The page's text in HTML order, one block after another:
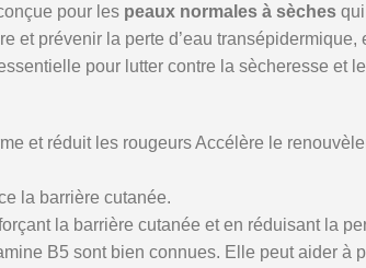
pour les peaux normales à sèches qui
et prévenir la perte d’eau transépidermique,
pour lutter contre la sècheresse et
et réduit les rougeursAccélère le
la barrière cutanée.
la barrière cutanée eten réduisant la
B5 sont bien connues. Elle peutaider à